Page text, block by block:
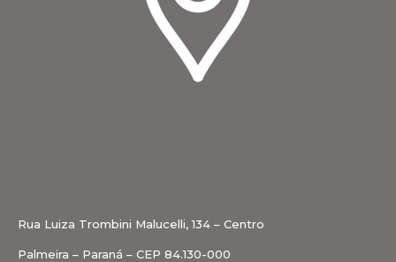
Rua Luiza Trombini Malucelli, 134 – Centro
Palmeira – Paraná – CEP 84.130-000